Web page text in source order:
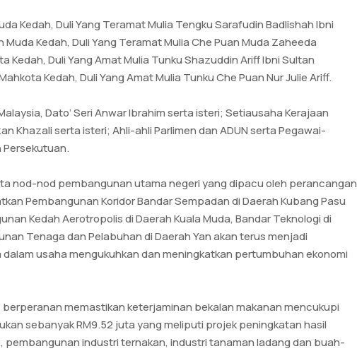
Kedah, Duli Yang Teramat Mulia Tengku Sarafudin Badlishah Ibni
Kedah, Duli Yang Teramat Mulia Che Puan Muda Zaheeda
Kedah, Duli Yang Amat Mulia Tunku Shazuddin Ariff Ibni Sultan
Kedah, Duli Yang Amat Mulia Tunku Che Puan Nur Julie Ariff.
Dato’ Seri Anwar Ibrahim serta isteri; Setiausaha Kerajaan
Khazali serta isteri; Ahli-ahli Parlimen dan ADUN serta Pegawai-
nod-nod pembangunan utama negeri yang dipacu oleh perancangan
Pembangunan Koridor Bandar Sempadan di Daerah Kubang Pasu
Kedah Aerotropolis di Daerah Kuala Muda, Bandar Teknologi di
Tenaga dan Pelabuhan di Daerah Yan akan terus menjadi
usaha mengukuhkan dan meningkatkan pertumbuhan ekonomi
berperanan memastikan keterjaminan bekalan makanan mencukupi
sebanyak RM9.52 juta yang meliputi projek peningkatan hasil
industri ternakan, industri tanaman ladang dan buah-